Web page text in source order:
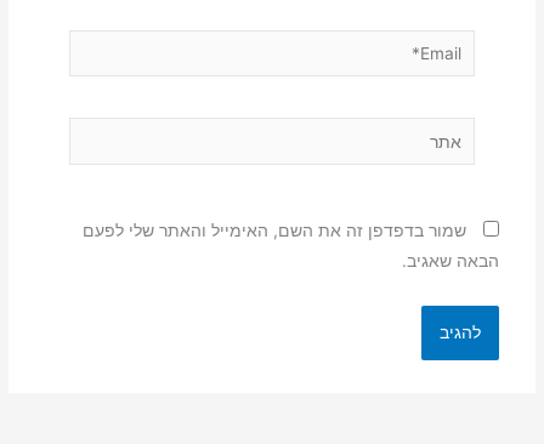
Email*
שמור בדפדפן זה את השם, האימייל והאתר שלי לפעם
הבאה שאגיב.